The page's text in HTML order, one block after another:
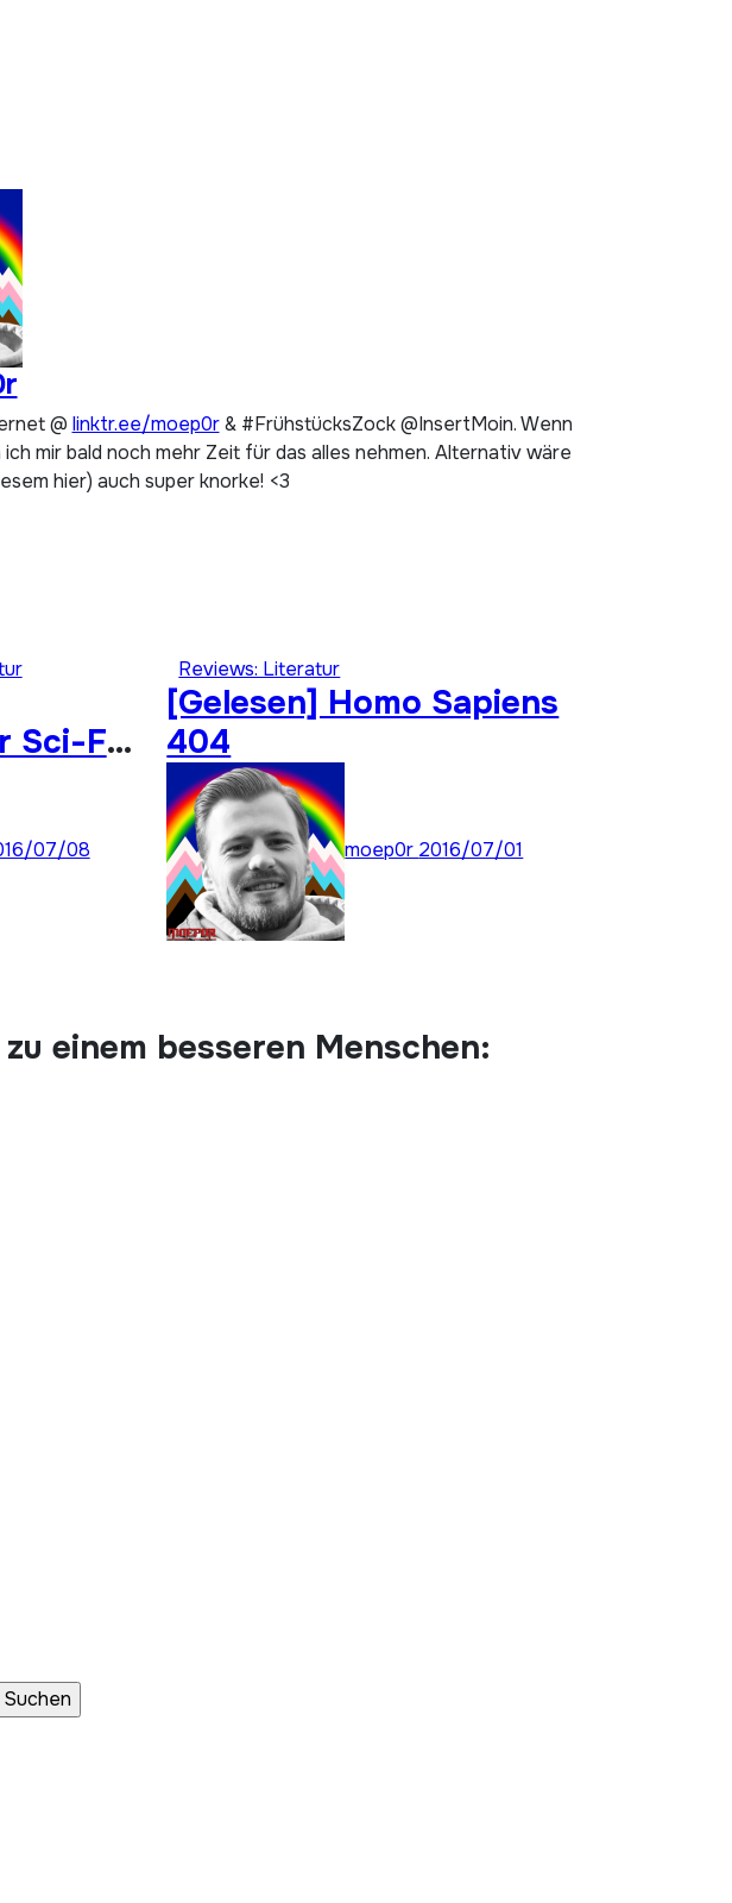
@ linktr.ee/moep0r& #FrühstücksZock @InsertMoin. Wenn
mir bald noch mehr Zeit für das alles nehmen. Alternativ wäre
hier) auch super knorke! <3
Sci-Fi-
07/08
Reviews: Literatur
[Gelesen] Homo Sapiens
404
moep0r 2016/07/01
einem besseren Menschen: